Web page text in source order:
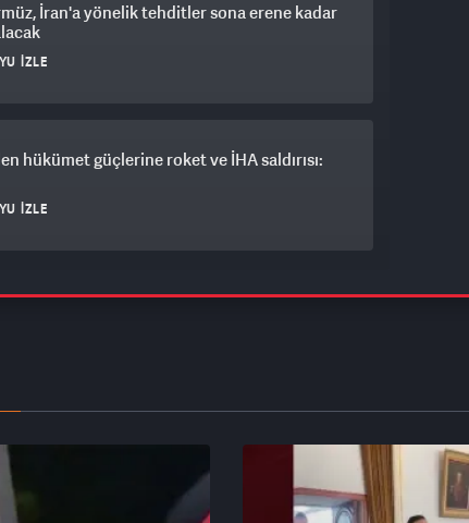
İran'a yönelik tehditler sona erene kadar
İZLE
hükümet güçlerine roket ve İHA saldırısı:
İZLE
Orta Doğu hamlelerine yakın
İZLE